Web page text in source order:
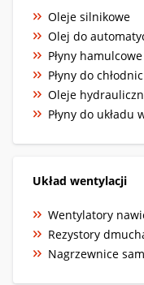
Oleje silnikowe
Olej do
Płyny hamulcowe
Płyny do chłodnic
Oleje
Płyny do układu
Układ wentylacji
Wentylatory
Rezystory
Nagrzewnice